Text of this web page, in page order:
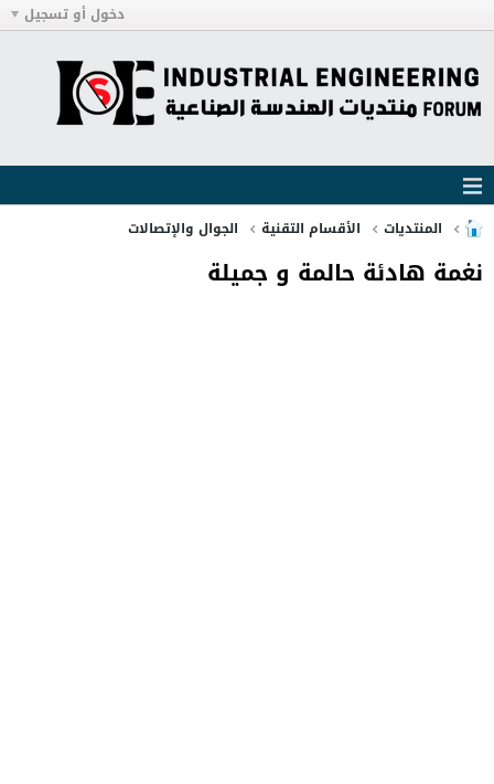
دخول أو تسجيل
المنتديات الأقسام التقنية الجوال والإتصالات
نغمة هادئة حالمة و جميلة